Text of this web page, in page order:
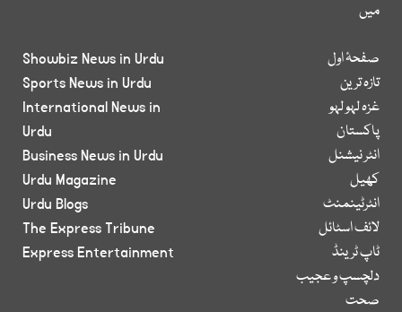
میں
صفحۂ اول
تازہ ترین
غزہ لہو لہو
پاکستان
انٹر نیشنل
کھیل
انٹرٹینمنٹ
لائف اسٹائل
ٹاپ ٹرینڈ
دلچسپ و عجیب
صحت
Showbiz News in Urdu
Sports News in Urdu
International News in
Urdu
Business News in Urdu
Urdu Magazine
Urdu Blogs
The Express Tribune
Express Entertainment